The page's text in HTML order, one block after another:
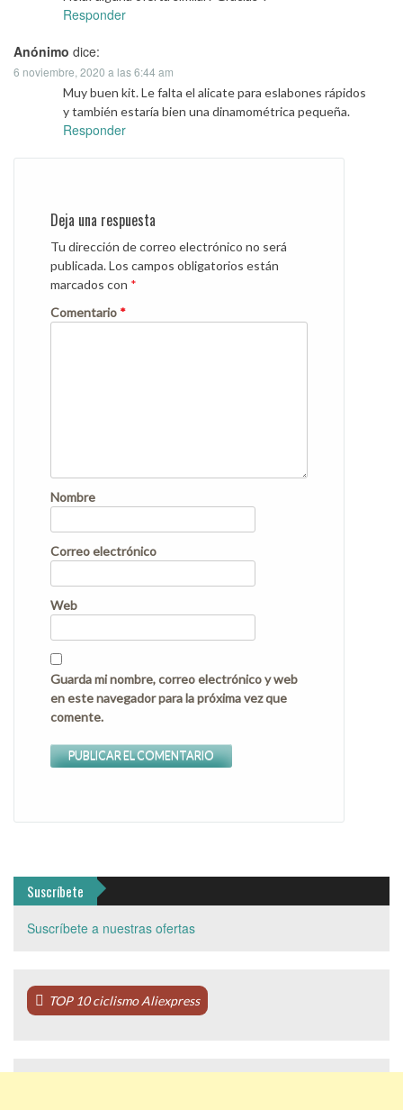
Responder
Anónimo dice:
6 noviembre, 2020 a las 6:44 am
Muy buen kit. Le falta el alicate para eslabones rápidos
y también estaría bien una dinamométrica pequeña.
Responder
Deja una respuesta
Tu dirección de correo electrónico no será
publicada.Los campos obligatorios están
marcados con *
Comentario *
Nombre
Correo electrónico
Web
Guarda mi nombre, correo electrónico y web
en este navegador para la próxima vez que
comente.
Suscríbete
Suscríbete a nuestras ofertas
TOP 10 ciclismo Aliexpress